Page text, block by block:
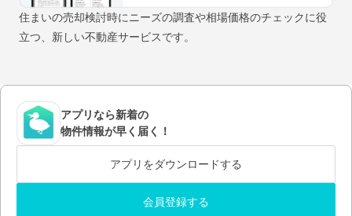
住まいの売却検討時にニーズの調査や相場価格のチェックに役
立つ、新しい不動産サービスです。
アプリなら新着の
物件情報が早く届く！
アプリをダウンロードする
会員登録する